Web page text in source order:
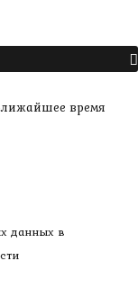
время
данных в